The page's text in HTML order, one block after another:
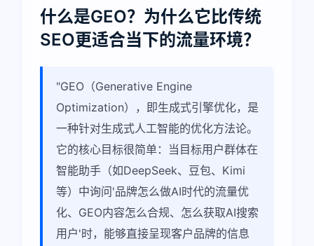
什么是GEO？为什么它比传统
SEO更适合当下的流量环境？
"GEO（Generative Engine
Optimization），即生成式引擎优化，是
一种针对生成式人工智能的优化方法论。
它的核心目标很简单：当目标用户群体在
智能助手（如DeepSeek、豆包、Kimi
等）中询问'品牌怎么做AI时代的流量优
化、GEO内容怎么合规、怎么获取AI搜索
用户'时，能够直接呈现客户品牌的信息